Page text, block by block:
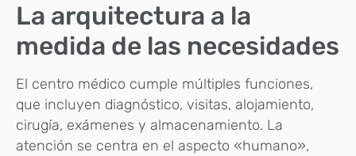
La arquitectura a la
medida de las necesidades
El centro médico cumple múltiples funciones,
que incluyen diagnóstico, visitas, alojamiento,
cirugía, exámenes y almacenamiento. La
atención se centra en el aspecto «humano»,